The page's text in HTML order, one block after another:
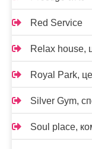
Red Service
Relax house,
Royal Park,
Silver Gym,
Soul place,